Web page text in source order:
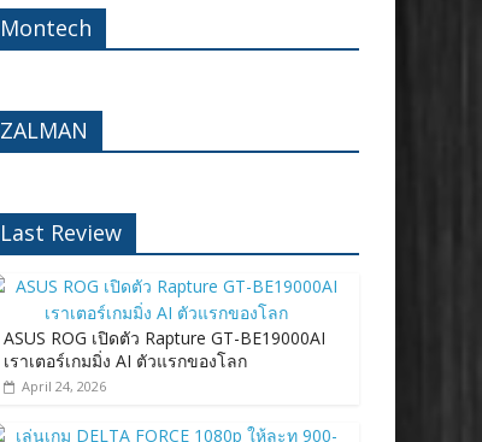
Montech
ZALMAN
Last Review
ASUS ROG เปิดตัว Rapture GT-BE19000AI
เราเตอร์เกมมิ่ง AI ตัวแรกของโลก
April 24, 2026